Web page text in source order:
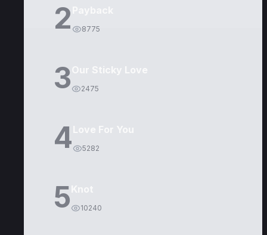
2 8775
3 2475
4 5282
5 10240